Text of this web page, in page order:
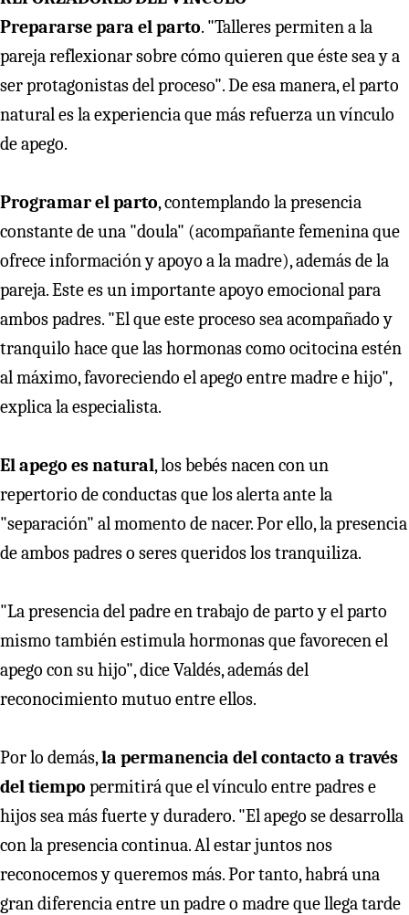
Prepararse para el parto. "Talleres permiten a la
pareja reflexionar sobre cómo quieren que éste sea y a
ser protagonistas del proceso". De esa manera, el parto
natural es la experiencia que más refuerza un vínculo
de apego.
Programar el parto, contemplando la presencia
constante de una "doula" (acompañante femenina que
ofrece información y apoyo a la madre), además de la
pareja. Este es un importante apoyo emocional para
ambos padres. "El que este proceso sea acompañado y
tranquilo hace que las hormonas como ocitocina estén
al máximo, favoreciendo el apego entre madre e hijo",
explica la especialista.
El apego es natural, los bebés nacen con un
repertorio de conductas que los alerta ante la
"separación" al momento de nacer. Por ello, la presencia
de ambos padres o seres queridos los tranquiliza.
"La presencia del padre en trabajo de parto y el parto
mismo también estimula hormonas que favorecen el
apego con su hijo", dice Valdés, además del
reconocimiento mutuo entre ellos.
Por lo demás,la permanencia del contacto a través
del tiempo permitirá que el vínculo entre padres e
hijos sea más fuerte y duradero. "El apego se desarrolla
con la presencia continua. Al estar juntos nos
reconocemos y queremos más. Por tanto, habrá una
gran diferencia entre un padre o madre que llega tarde